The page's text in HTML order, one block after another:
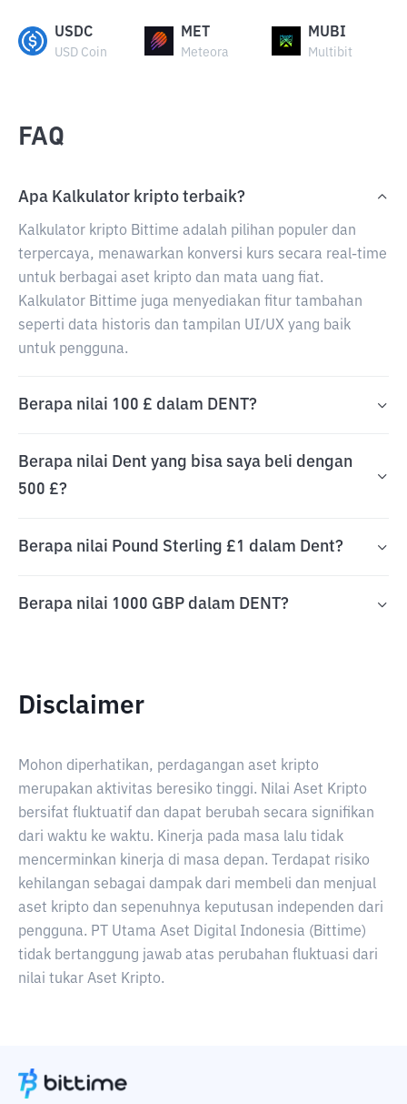
USDC
USD Coin
MET
Meteora
MUBI
Multibit
FAQ
Apa Kalkulator kripto terbaik?
Kalkulator kripto Bittime adalah pilihan populer dan
terpercaya, menawarkan konversi kurs secara real-time
untuk berbagai aset kripto dan mata uang fiat.
Kalkulator Bittime juga menyediakan fitur tambahan
seperti data historis dan tampilan UI/UX yang baik
untuk pengguna.
Berapa nilai 100 £ dalam DENT?
Berapa nilai Dent yang bisa saya beli dengan
500 £?
Berapa nilai Pound Sterling £1 dalam Dent?
Berapa nilai 1000 GBP dalam DENT?
Disclaimer
Mohon diperhatikan, perdagangan aset kripto
merupakan aktivitas beresiko tinggi. Nilai Aset Kripto
bersifat fluktuatif dan dapat berubah secara signifikan
dari waktu ke waktu. Kinerja pada masa lalu tidak
mencerminkan kinerja di masa depan. Terdapat risiko
kehilangan sebagai dampak dari membeli dan menjual
aset kripto dan sepenuhnya keputusan independen dari
pengguna. PT Utama Aset Digital Indonesia (Bittime)
tidak bertanggung jawab atas perubahan fluktuasi dari
nilai tukar Aset Kripto.